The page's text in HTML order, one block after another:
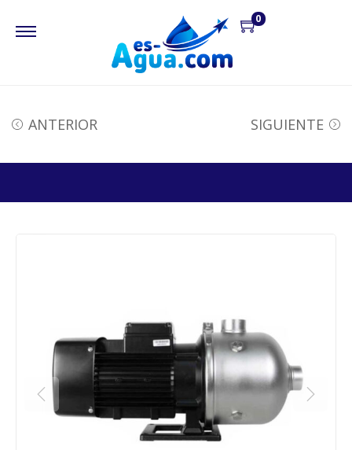
0
ANTERIOR SIGUIENTE